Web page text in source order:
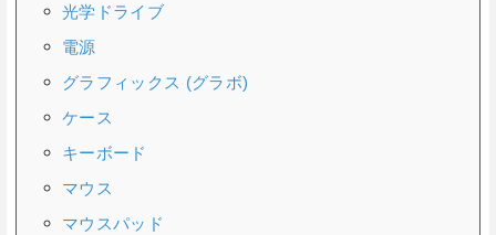
光学ドライブ
電源
グラフィックス (グラボ)
ケース
キーボード
マウス
マウスパッド